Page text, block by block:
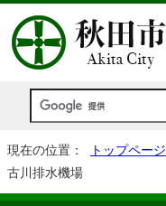
現在の位置： トップページ
古川排水機場